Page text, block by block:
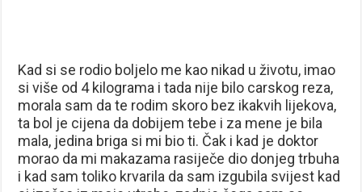
Kad si se rodio boljelo me kao nikad u životu, imao
si više od 4 kilograma i tada nije bilo carskog reza,
morala sam da te rodim skoro bez ikakvih lijekova,
ta bol je cijena da dobijem tebe i za mene je bila
mala, jedina briga si mi bio ti. Čak i kad je doktor
morao da mi makazama rasiječe dio donjeg trbuha
i kad sam toliko krvarila da sam izgubila svijest kad